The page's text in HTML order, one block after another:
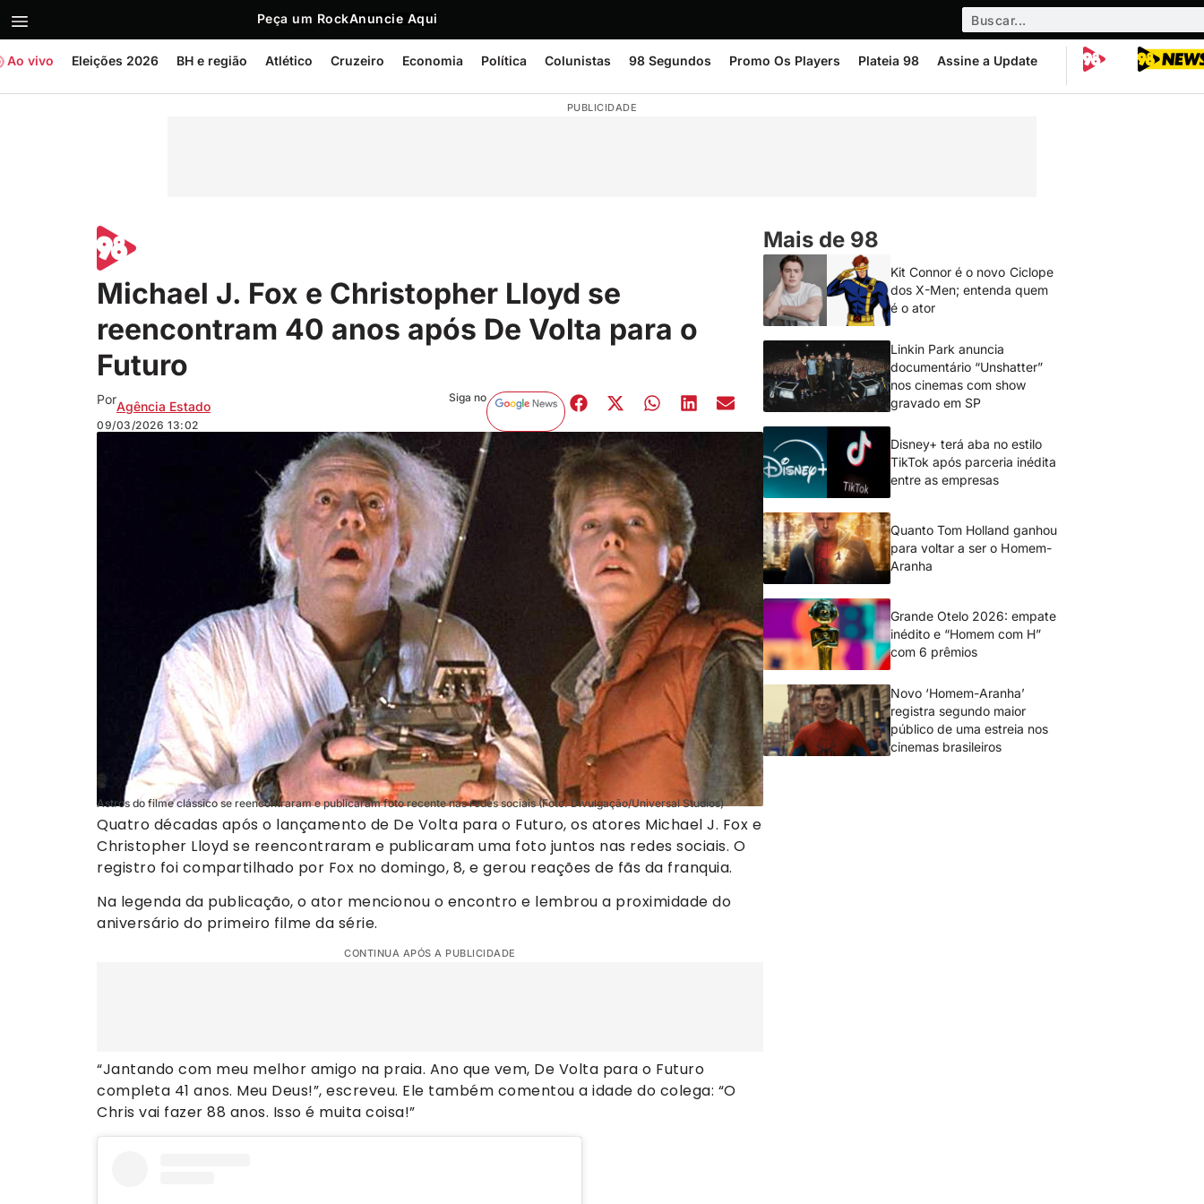
Peça um RockAnuncie Aqui
Ao vivo Eleições 2026 BH e região Atlético Cruzeiro Economia Política Colunistas 98 Segundos Promo Os Players Plateia 98 Assine a Update
PUBLICIDADE
Michael J. Fox e Christopher Lloyd se
reencontram 40 anos após De Volta para o
Futuro
PorAgência Estado
09/03/2026 13:02
Siga no
Astros do filme clássico se reencontraram e publicaram foto recente nas redes sociais (Foto: Divulgação/Universal Studios)
Quatro décadas após o lançamento de De Volta para o Futuro, os atores Michael J. Fox e
Christopher Lloyd se reencontraram e publicaram uma foto juntos nas redes sociais. O
registro foi compartilhado por Fox no domingo, 8, e gerou reações de fãs da franquia.
Na legenda da publicação, o ator mencionou o encontro e lembrou a proximidade do
aniversário do primeiro filme da série.
CONTINUA APÓS A PUBLICIDADE
“Jantando com meu melhor amigo na praia. Ano que vem, De Volta para o Futuro
completa 41 anos. Meu Deus!”, escreveu. Ele também comentou a idade do colega: “O
Chris vai fazer 88 anos. Isso é muita coisa!”
Mais de 98
Kit Connor é o novo Ciclope
dos X-Men; entenda quem
é o ator
Linkin Park anuncia
documentário “Unshatter”
nos cinemas com show
gravado em SP
Disney+ terá aba no estilo
TikTok após parceria inédita
entre as empresas
Quanto Tom Holland ganhou
para voltar a ser o Homem-
Aranha
Grande Otelo 2026: empate
inédito e “Homem com H”
com 6 prêmios
Novo ‘Homem-Aranha’
registra segundo maior
público de uma estreia nos
cinemas brasileiros